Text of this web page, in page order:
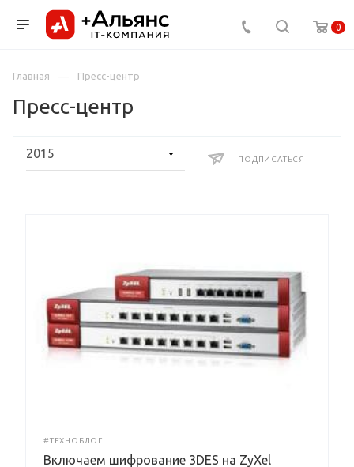
0
Главная Пресс-центр
Пресс-центр
ПОДПИСАТЬСЯ
#ТЕХНОБЛОГ
Включаем шифрование 3DES на ZyXel